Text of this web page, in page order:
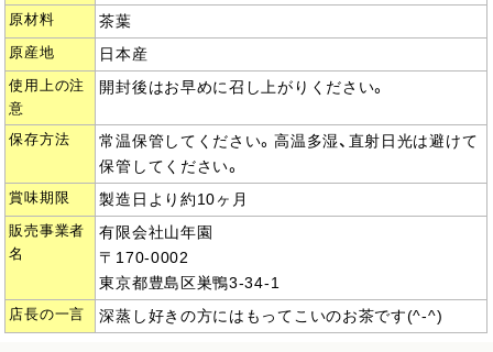
原材料 茶葉
原産地 日本産
使用上の注
意
開封後はお早めに召し上がりください。
保存方法
常温保管してください。高温多湿、直射日光は避けて
保管してください。
賞味期限 製造日より約10ヶ月
販売事業者
名
有限会社山年園
〒170-0002
東京都豊島区巣鴨3-34-1
店長の一言 深蒸し好きの方にはもってこいのお茶です(^-^)